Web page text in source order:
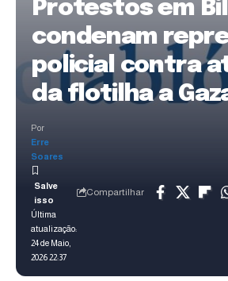
Protestos em
condenam
policial contra
da flotilha a
Última
atualização:
24 de Maio,
2026 22:37
Por
Erre
Soares
Compartilhar